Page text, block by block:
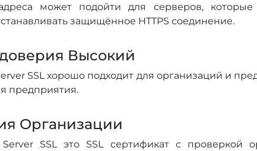
может подойти для серверов,
защищённое HTTPS соединение.
Высокий
SSL хорошо подходит для организаций и
предприятия.
Организации
SSL это SSL сертификат с проверкой